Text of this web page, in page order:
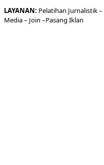
LAYANAN: Pelatihan Jurnalistik –
Media– Join –Pasang Iklan